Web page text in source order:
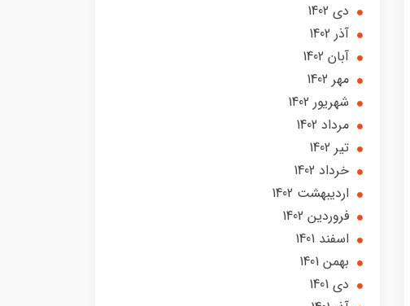
دی 1402
آذر 1402
آبان 1402
مهر 1402
شهریور 1402
مرداد 1402
تير 1402
خرداد 1402
ارديبهشت 1402
فروردین 1402
اسفند 1401
بهمن 1401
دی 1401